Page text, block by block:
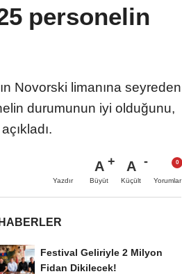
personelin
Novorski limanına seyreden
durumunun iyi olduğunu,
Yazdır
A
Büyüt
A
Küçült Yorumlar
Festival Geliriyle 2 Milyon
Fidan Dikilecek!